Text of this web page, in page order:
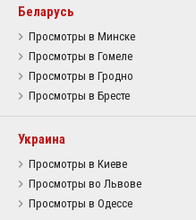
Беларусь
Просмотры в Минске
Просмотры в Гомеле
Просмотры в Гродно
Просмотры в Бресте
Украина
Просмотры в Киеве
Просмотры во Львове
Просмотры в Одессе